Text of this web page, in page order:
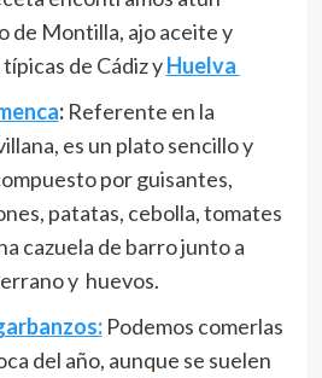
de Montilla, ajo aceite y
de Cádiz yHuelva
:Referente en la
es un plato sencillo y
por guisantes,
patatas, cebolla, tomates
cazuela de barro junto a
y huevos.
Podemos comerlas
del año, aunque se suelen